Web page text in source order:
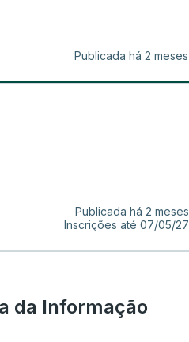
Publicada há 2 meses
Publicada há 2 meses
Inscrições até 07/05/27
da Informação